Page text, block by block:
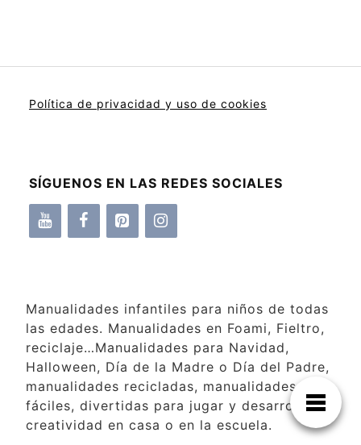
Política de privacidad y uso de cookies
SÍGUENOS EN LAS REDES SOCIALES
Manualidades infantiles para niños de todas
las edades. Manualidades en Foami, Fieltro,
reciclaje…Manualidades para Navidad,
Halloween, Día de la Madre o Día del Padre,
manualidades recicladas, manualidades
fáciles, divertidas para jugar y desarrollar la
creatividad en casa o en la escuela.